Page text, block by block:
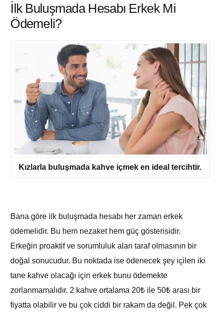
İlk Buluşmada Hesabı Erkek Mi
Ödemeli?
Kızlarla buluşmada kahve içmek en ideal tercihtir.
Bana göre ilk buluşmada hesabı her zaman erkek
ödemelidir. Bu hem nezaket hem güç gösterisidir.
Erkeğin proaktif ve sorumluluk alan taraf olmasının bir
doğal sonucudur. Bu noktada ise ödenecek şey içilen iki
tane kahve olacağı için erkek bunu ödemekte
zorlanmamalıdır. 2 kahve ortalama 20₺ ile 50₺ arası bir
fiyatta olabilir ve bu çok ciddi bir rakam da değil. Pek çok